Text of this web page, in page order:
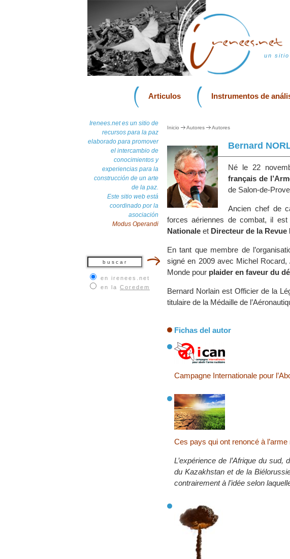
un
Articulos Instrumentos de
Irenees.net es un sitio de
recursos para la paz
elaborado para promover
el intercambio de
conocimientos y
experiencias para la
construcción de un arte
de la paz.
Este sitio web está
coordinado por la
asociación
Modus Operandi
en irenees.net
en la Coredem
Inicio Autores Autores
Bernard
Né le 22
français de
de Salon-de-
Ancien chef de
forces aériennes de combat, il est
Nationale et Directeur de la Revue
En tant que membre de
signé en 2009 avec Michel
Monde pour plaider en faveur du
Bernard Norlain est Officier de la
titulaire de la Médaille de
Fichas del autor
Campagne Internationale pour
Ces pays qui ont renoncé à l’arme
L’expérience de l’Afrique du
du Kazakhstan et de la
contrairement à l’idée selon